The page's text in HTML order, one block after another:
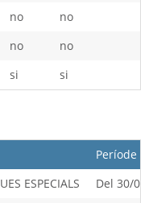
no
no
no
no
si si
Període
ESPECIALS
Del 30/